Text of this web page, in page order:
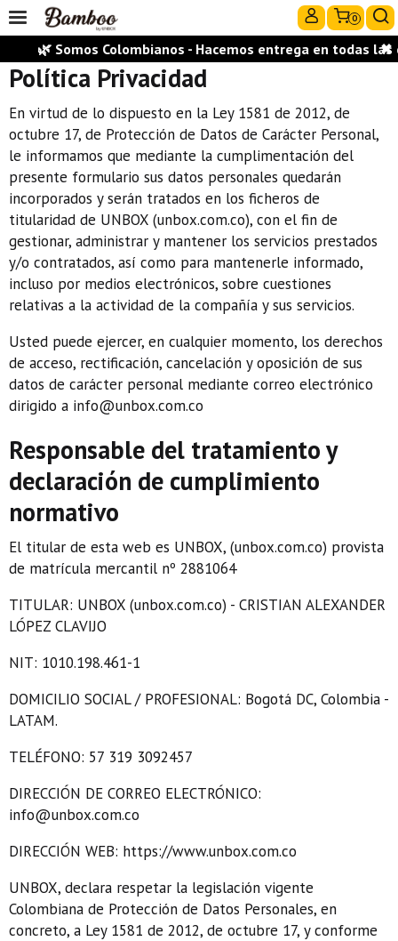
0
Política Privacidad
En virtud de lo dispuesto en la Ley 1581 de 2012, de
octubre 17, de Protección de Datos de Carácter Personal,
le informamos que mediante la cumplimentación del
presente formulario sus datos personales quedarán
incorporados y serán tratados en los ficheros de
titularidad de UNBOX (unbox.com.co), con el fin de
gestionar, administrar y mantener los servicios prestados
y/o contratados, así como para mantenerle informado,
incluso por medios electrónicos, sobre cuestiones
relativas a la actividad de la compañía y sus servicios.
Usted puede ejercer, en cualquier momento, los derechos
de acceso, rectificación, cancelación y oposición de sus
datos de carácter personal mediante correo electrónico
dirigido a info@unbox.com.co
Responsable del tratamiento y
declaración de cumplimiento
normativo
El titular de esta web es UNBOX, (unbox.com.co) provista
de matrícula mercantil nº 2881064
TITULAR: UNBOX (unbox.com.co) - CRISTIAN ALEXANDER
LÓPEZ CLAVIJO
NIT: 1010.198.461-1
DOMICILIO SOCIAL / PROFESIONAL: Bogotá DC, Colombia -
LATAM.
TELÉFONO: 57 319 3092457
DIRECCIÓN DE CORREO ELECTRÓNICO:
info@unbox.com.co
DIRECCIÓN WEB: https://www.unbox.com.co
UNBOX, declara respetar la legislación vigente
Colombiana de Protección de Datos Personales, en
concreto, a Ley 1581 de 2012, de octubre 17, y conforme
🌿 Somos Colombianos - Hacemos entrega en todas las✖